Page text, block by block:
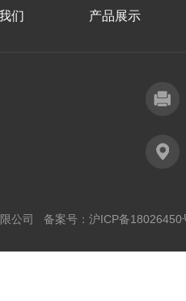
们 产品展示
公司 备案号： 沪ICP备18026450